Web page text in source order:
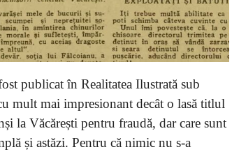
publicat în Realitatea Ilustrată sub
mult mai impresionant decât o lasă titlul
la Văcărești pentru fraudă, dar care sunt
și astăzi. Pentru că nimic nu s-a